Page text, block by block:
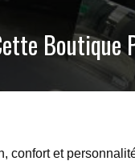
Boutique
confort et